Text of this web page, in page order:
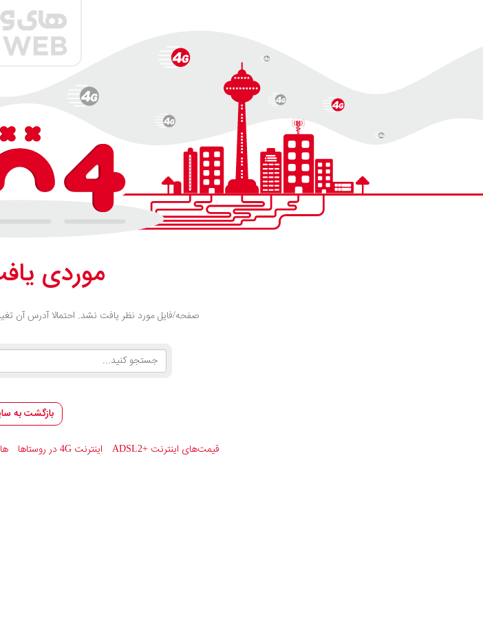
موردی
صفحه/فایل مورد نظر یافت نشد. احتمالا آدرس آن
بازگشت به
قیمت‌های اینترنتADSL2+ اینترنت 4G در روستاها